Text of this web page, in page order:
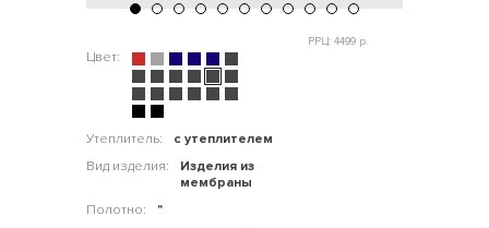
Цвет:
Утеплитель:
с утеплителем
Вид изделия:
Изделия из
мембраны
Полотно:
"
РРЦ: 4499 р.